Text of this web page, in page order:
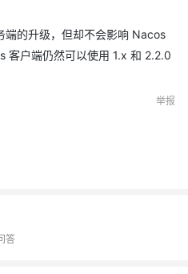
的升级，但却不会影响 Nacos
客户端仍然可以使用 1.x 和 2.2.0
举报
答